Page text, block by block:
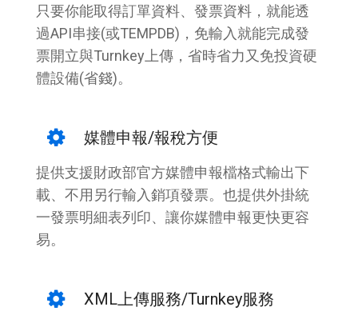
只要你能取得訂單資料、發票資料，就能透
過API串接(或TEMPDB)，免輸入就能完成發
票開立與Turnkey上傳，省時省力又免投資硬
體設備(省錢)。
媒體申報/報稅方便
提供支援財政部官方媒體申報檔格式輸出下
載、不用另行輸入銷項發票。也提供外掛統
一發票明細表列印、讓你媒體申報更快更容
易。
XML上傳服務/Turnkey服務